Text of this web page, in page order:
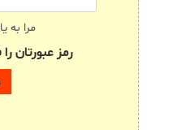
مرا به
رمز عبورتان